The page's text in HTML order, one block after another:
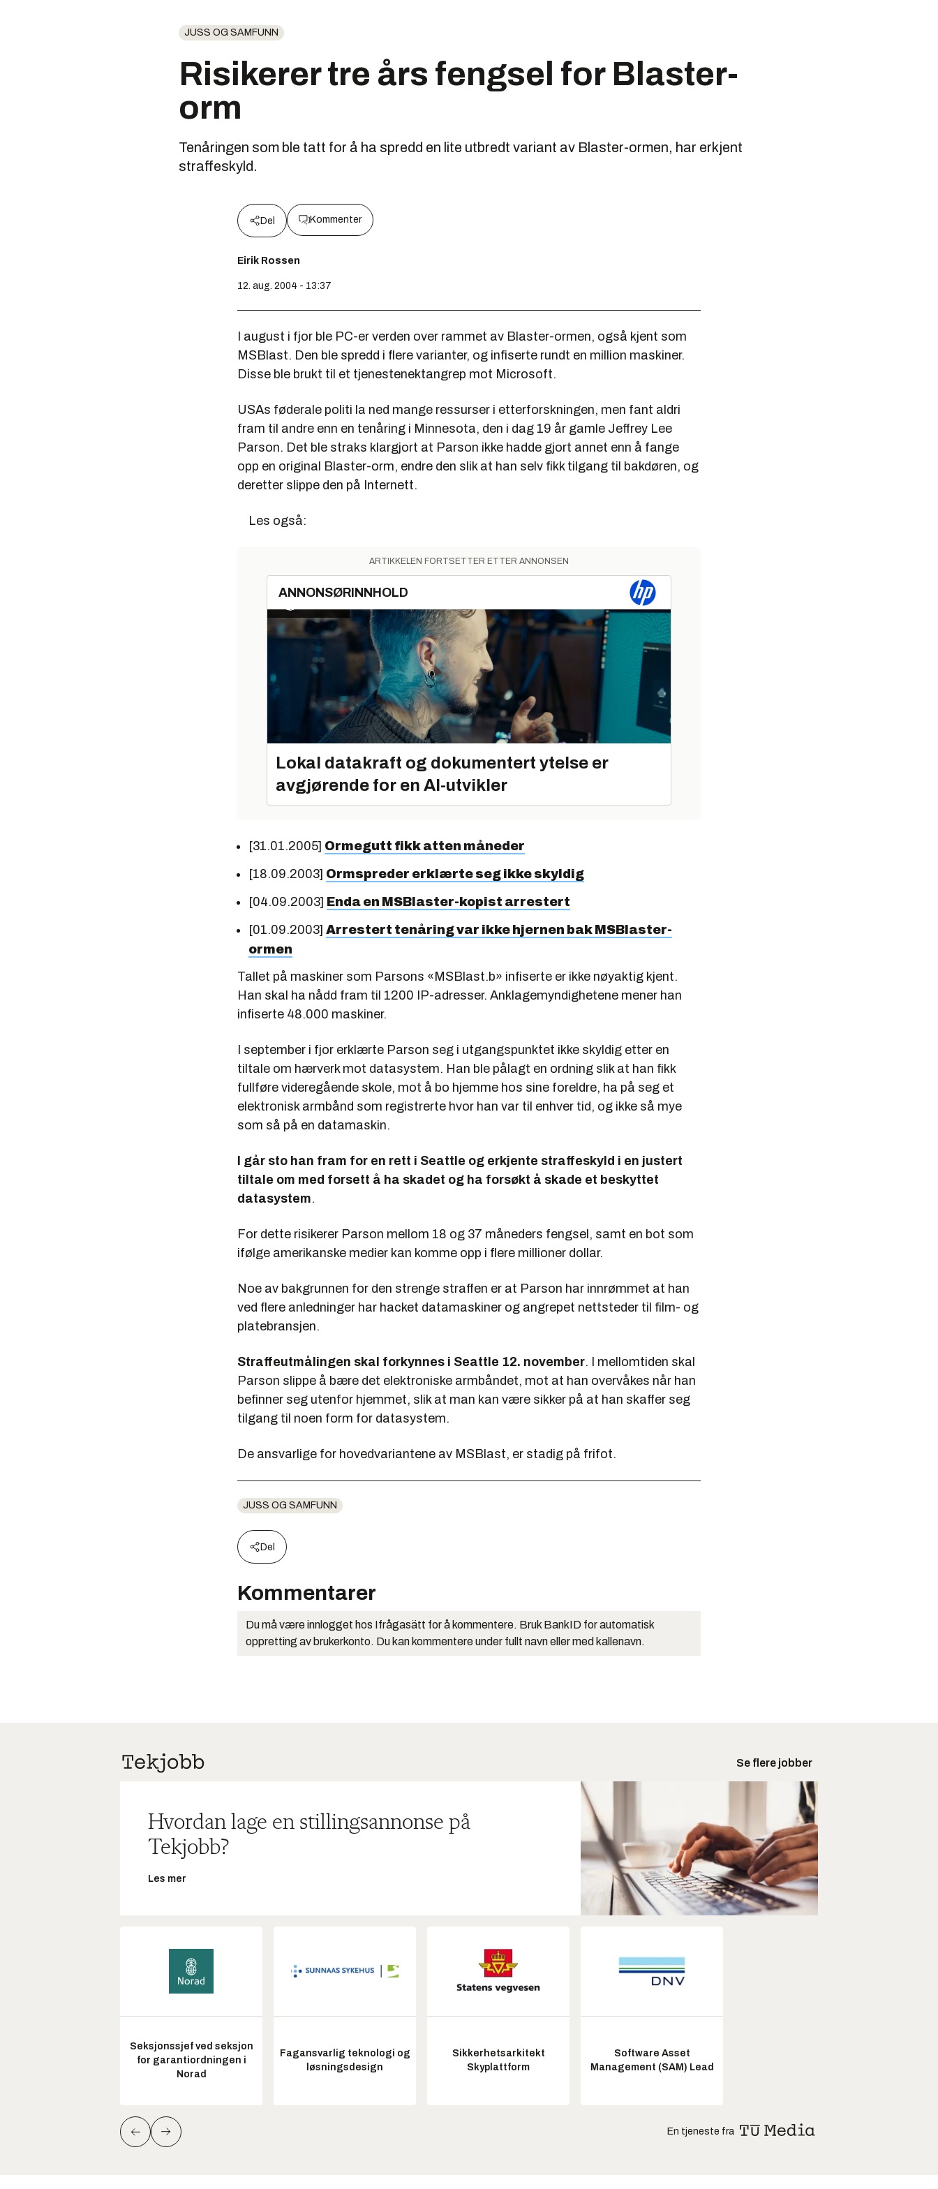
JUSS OG SAMFUNN
Risikerer tre års fengsel for Blaster-
orm
Tenåringen som ble tatt for å ha spredd en lite utbredt variant av Blaster-ormen, har erkjent
straffeskyld.
Del Kommenter
Eirik Rossen
12. aug. 2004 - 13:37
I august i fjor ble PC-er verden over rammet av Blaster-ormen, også kjent som
MSBlast. Den ble spredd i flere varianter, og infiserte rundt en million maskiner.
Disse ble brukt til et tjenestenektangrep mot Microsoft.
USAs føderale politi la ned mange ressurser i etterforskningen, men fant aldri
fram til andre enn en tenåring i Minnesota, den i dag 19 år gamle Jeffrey Lee
Parson. Det ble straks klargjort at Parson ikke hadde gjort annet enn å fange
opp en original Blaster-orm, endre den slik at han selv fikk tilgang til bakdøren, og
deretter slippe den på Internett.
Les også:
ARTIKKELEN FORTSETTER ETTER ANNONSEN
ANNONSØRINNHOLD
Lokal datakraft og dokumentert ytelse er
avgjørende for en AI-utvikler
[31.01.2005] Ormegutt fikk atten måneder
[18.09.2003] Ormspreder erklærte seg ikke skyldig
[04.09.2003] Enda en MSBlaster-kopist arrestert
[01.09.2003] Arrestert tenåring var ikke hjernen bak MSBlaster-
ormen
Tallet på maskiner som Parsons «MSBlast.b» infiserte er ikke nøyaktig kjent.
Han skal ha nådd fram til 1200 IP-adresser. Anklagemyndighetene mener han
infiserte 48.000 maskiner.
I september i fjor erklærte Parson seg i utgangspunktet ikke skyldig etter en
tiltale om hærverk mot datasystem. Han ble pålagt en ordning slik at han fikk
fullføre videregående skole, mot å bo hjemme hos sine foreldre, ha på seg et
elektronisk armbånd som registrerte hvor han var til enhver tid, og ikke så mye
som så på en datamaskin.
I går sto han fram for en rett i Seattle og erkjente straffeskyld i en justert
tiltale om med forsett å ha skadet og ha forsøkt å skade et beskyttet
datasystem.
For dette risikerer Parson mellom 18 og 37 måneders fengsel, samt en bot som
ifølge amerikanske medier kan komme opp i flere millioner dollar.
Noe av bakgrunnen for den strenge straffen er at Parson har innrømmet at han
ved flere anledninger har hacket datamaskiner og angrepet nettsteder til film- og
platebransjen.
Straffeutmålingen skal forkynnes i Seattle 12. november. I mellomtiden skal
Parson slippe å bære det elektroniske armbåndet, mot at han overvåkes når han
befinner seg utenfor hjemmet, slik at man kan være sikker på at han skaffer seg
tilgang til noen form for datasystem.
De ansvarlige for hovedvariantene av MSBlast, er stadig på frifot.
JUSS OG SAMFUNN
Del
Kommentarer
Du må være innlogget hos Ifrågasätt for å kommentere. Bruk BankID for automatisk
oppretting av brukerkonto. Du kan kommentere under fullt navn eller med kallenavn.
Se flere jobber
Hvordan lage en stillingsannonse på
Tekjobb?
Les mer
Seksjonssjef ved seksjon
for garantiordningen i
Norad
Fagansvarlig teknologi og
løsningsdesign
Sikkerhetsarkitekt
Skyplattform
Software Asset
Management (SAM) Lead
En tjeneste fra